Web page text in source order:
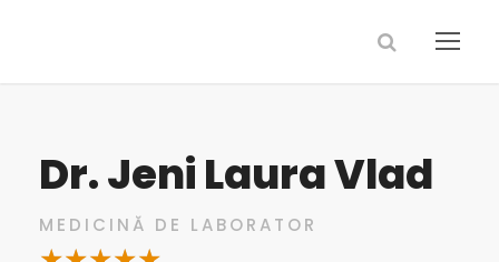
Dr. Jeni Laura Vlad
MEDICINĂ DE LABORATOR